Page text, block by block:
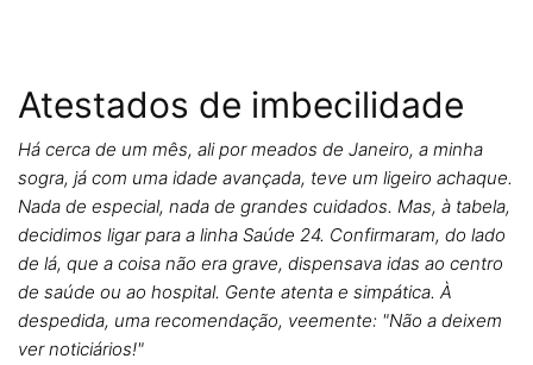
Atestados de imbecilidade
Há cerca de um mês, ali por meados de Janeiro, a minha
sogra, já com uma idade avançada, teve um ligeiro achaque.
Nada de especial, nada de grandes cuidados. Mas, à tabela,
decidimos ligar para a linha Saúde 24. Confirmaram, do lado
de lá, que a coisa não era grave, dispensava idas ao centro
de saúde ou ao hospital. Gente atenta e simpática. À
despedida, uma recomendação, veemente: "Não a deixem
ver noticiários!"